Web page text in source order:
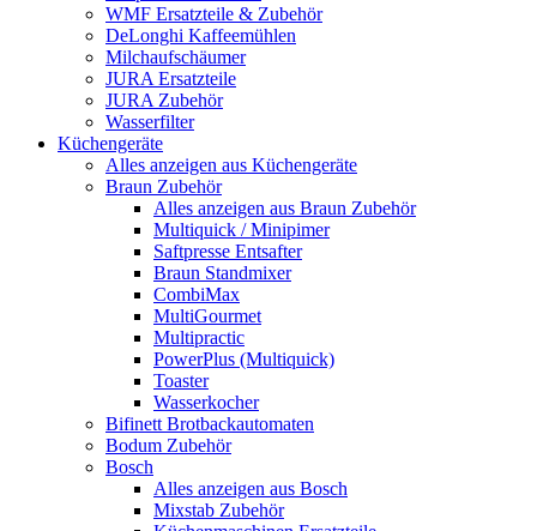
WMF Ersatzteile & Zubehör
DeLonghi Kaffeemühlen
Milchaufschäumer
JURA Ersatzteile
JURA Zubehör
Wasserfilter
Küchengeräte
Alles anzeigen aus Küchengeräte
Braun Zubehör
Alles anzeigen aus Braun Zubehör
Multiquick / Minipimer
Saftpresse Entsafter
Braun Standmixer
CombiMax
MultiGourmet
Multipractic
PowerPlus (Multiquick)
Toaster
Wasserkocher
Bifinett Brotbackautomaten
Bodum Zubehör
Bosch
Alles anzeigen aus Bosch
Mixstab Zubehör